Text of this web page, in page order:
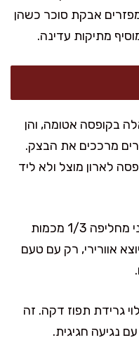
אבקת סוכר כשהן
מתיקות עדינה.
בקופסה אטומה, והן
מרככים את הבצק.
לארון מוצל ולא ליד
לגרסה קצת יותר "בריא" בבית, אני מחליפה 1/3 מכמות
אוורירי, רק עם טעם
גרידת תפוז דקה. זה
נגיעה חגיגית.